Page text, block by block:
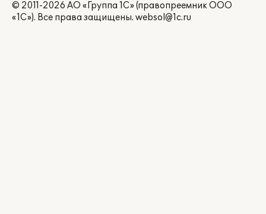
© 2011-2026 АО «Группа 1С» (правопреемник ООО
«1С»). Все права защищены. websol@1c.ru